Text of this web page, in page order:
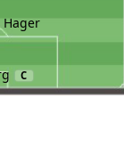
Hager
C